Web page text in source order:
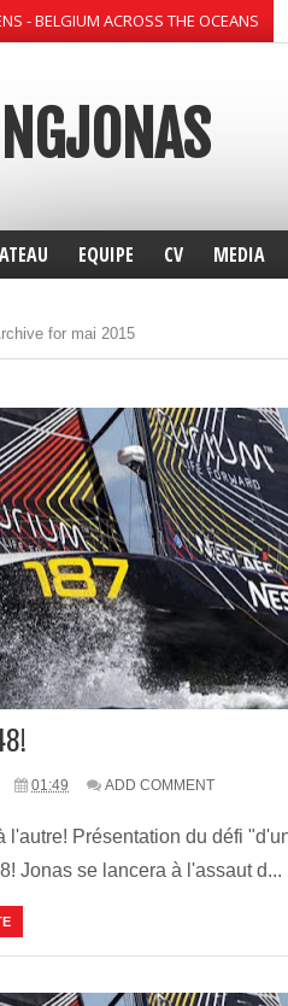
- BELGIUM ACROSS THE OCEANS
EQUIPE CV MEDIA
for mai 2015
01:49 ADD COMMENT
l'autre! Présentation du défi
Jonas se lancera à l'assaut d...